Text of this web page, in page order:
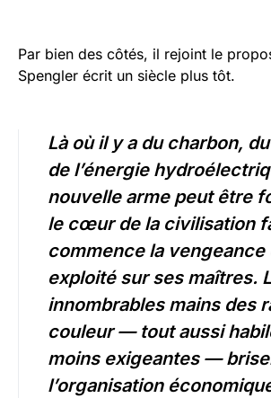
Par bien des côtés, il rejoint le
Spengler écrit un siècle plus tôt.
Là où il y a du charbon,
de l’énergie
nouvelle arme peut être
le cœur de la civilisation
commence la vengeance
exploité sur ses maîtres.
innombrables mains des
couleur — tout aussi
moins exigeantes —
l’organisation